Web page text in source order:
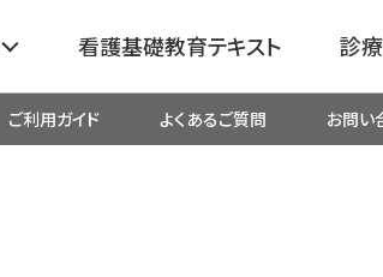
看護基礎教育テキスト 診
ご利用ガイド よくあるご質問 お問い